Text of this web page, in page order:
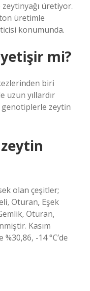
üretiyor.
ton üretimle
konumunda.
mi?
biri
uzun yıllardır
genotiplerle zeytin
zeytin
olan çeşitler;
Oturan, Eşek
Oturan,
Kasım
-14 °C’de